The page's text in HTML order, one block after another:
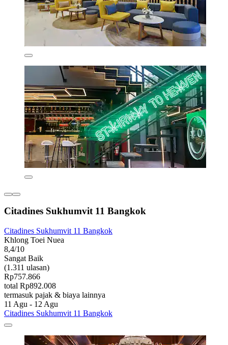
Citadines Sukhumvit 11 Bangkok
Citadines Sukhumvit 11 Bangkok
Khlong Toei Nuea
8,4/10
Sangat Baik
(1.311 ulasan)
Rp757.866
total Rp892.008
termasuk pajak & biaya lainnya
11 Agu - 12 Agu
Citadines Sukhumvit 11 Bangkok